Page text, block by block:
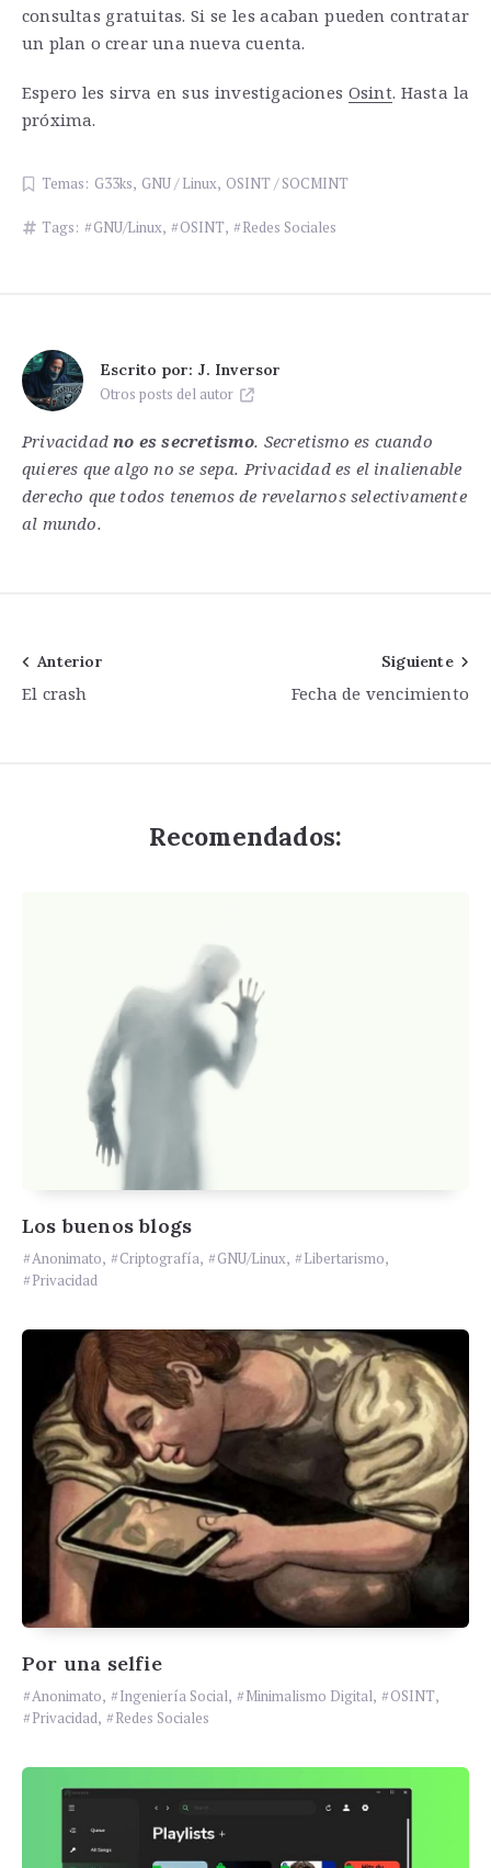
consultas gratuitas. Si se les acaban pueden contratar
un plan o crear una nueva cuenta.
Espero les sirva en sus investigaciones Osint. Hasta la
próxima.
Temas: G33ks, GNU / Linux, OSINT / SOCMINT
Tags: GNU/Linux, OSINT, Redes Sociales
Escrito por: J. Inversor
Otros posts del autor
Privacidad no es secretismo. Secretismo es cuando
quieres que algo no se sepa. Privacidad es el inalienable
derecho que todos tenemos de revelarnos selectivamente
al mundo.
Navegación
de
Anterior
El crash
Siguiente
Fecha de vencimiento
Recomendados:
Los buenos blogs
Anonimato, Criptografía, GNU/Linux, Libertarismo,
Privacidad
Por una selfie
Anonimato, Ingeniería Social, Minimalismo Digital, OSINT,
Privacidad, Redes Sociales